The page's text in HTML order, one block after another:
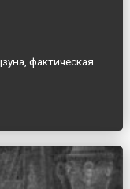
фактическая